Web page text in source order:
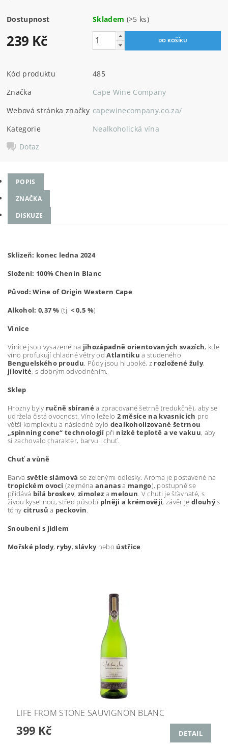
Dostupnost Skladem (>5 ks)
239 Kč
Kód produktu
485
Značka
Cape Wine Company
Webová stránka značky capewinecompany.co.za/
Kategorie
Nealkoholická vína
Dotaz
POPIS
ZNAČKA
DISKUZE
Sklizeň: konec ledna 2024
Složení: 100% Chenin Blanc
Původ: Wine of Origin Western Cape
Alkohol: 0,37 % (tj. < 0,5 %)
Vinice
Vinice jsou vysazené na jihozápadně orientovaných svazích, kde
víno profukují chladné větry odAtlantiku a studeného
Benguelského proudu. Půdy jsou hluboké, z rozložené žuly,
jílovité, s dobrým odvodněním.
Sklep
Hrozny byly ručně sbírané a zpracované šetrně (redukčně), aby se
udržela čistá ovocnost. Víno leželo 2 měsíce na kvasnicích pro
větší komplexitu a následně bylo dealkoholizované šetrnou
„spinning cone“ technologiípři nízké teplotě a ve vakuu, aby
si zachovalo charakter, barvu i chuť.
Chuť a vůně
Barva světle slámová se zelenými odlesky. Aroma je postavené na
tropickém ovoci (zejménaananasa mango), postupně se
přidává bílá broskev,zimolez a meloun. V chuti je šťavnaté, s
živou kyselinou, střed působí plněji a krémověji, závěr je dlouhýs
tóny citrusů a peckovin.
Snoubení s jídlem
Mořské plody, ryby,slávkynebo ústřice.
LIFE FROM STONE SAUVIGNON BLANC
399 Kč DETAIL